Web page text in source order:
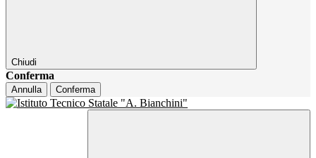
Chiudi
Conferma
Annulla Conferma